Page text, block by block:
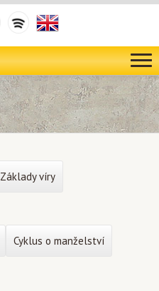
Základy víry
Cyklus o manželství